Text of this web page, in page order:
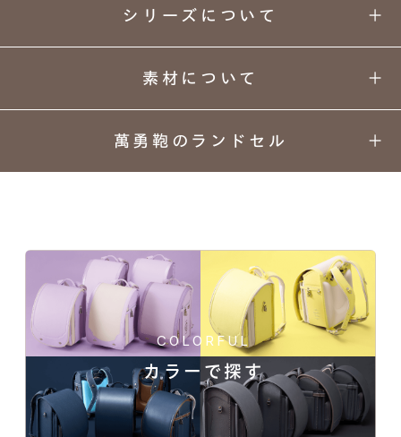
シリーズについて
可愛さと凛々しさを感じる艶やかな
プリンセスモデル。
MATERIAL
素材について
人工皮革157シボ
「157シボ」というマットな質感のシボ加工を
施した人工皮革。傷に強くなることに加え、よ
りデザイン性の高い風合いになります。
萬勇鞄のランドセル
デザイン
理由
安全
心地
05
上質な
素材
06
ネーム
プレート
07
ランドセル
リメイク
08
あんしん
保証
manyukaban - 01
COLORFUL
カラーで探す